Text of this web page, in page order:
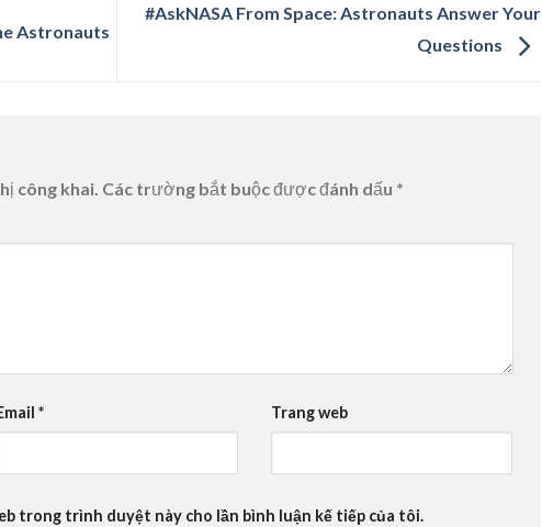
Astronauts
#AskNASA From Space: Astronauts Answer Your
Questions
công khai. Các trường bắt buộc được đánh dấu *
* Trang web
trong trình duyệt này cho lần bình luận kế tiếp của tôi.